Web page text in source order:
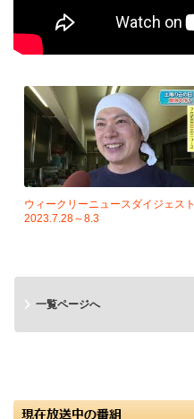
ウィークリーニュースダイジェスト
2023.7.28～8.3
一覧ページへ